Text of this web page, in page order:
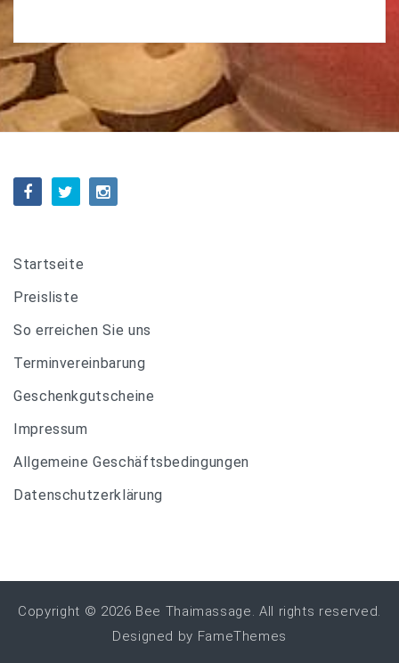
Startseite
Preisliste
So erreichen Sie uns
Terminvereinbarung
Geschenkgutscheine
Impressum
Allgemeine Geschäftsbedingungen
Datenschutzerklärung
Copyright © 2026 Bee Thaimassage. All rights reserved.
Designed by FameThemes